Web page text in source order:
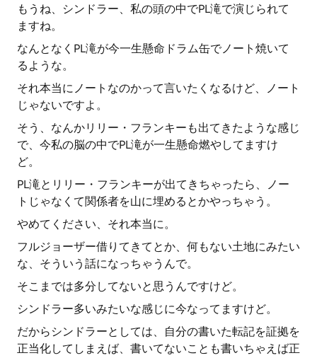
もうね、シンドラー、私の頭の中でPL滝で演じられて
ますね。
なんとなくPL滝が今一生懸命ドラム缶でノート焼いて
るような。
それ本当にノートなのかって言いたくなるけど、ノート
じゃないですよ。
そう、なんかリリー・フランキーも出てきたような感じ
で、今私の脳の中でPL滝が一生懸命燃やしてますけ
ど。
PL滝とリリー・フランキーが出てきちゃったら、ノー
トじゃなくて関係者を山に埋めるとかやっちゃう。
やめてください、それ本当に。
フルジョーザー借りてきてとか、何もない土地にみたい
な、そういう話になっちゃうんで。
そこまでは多分してないと思うんですけど。
シンドラー多いみたいな感じに今なってますけど。
だからシンドラーとしては、自分の書いた転記を証拠を
正当化してしまえば、書いてないことも書いちゃえば正